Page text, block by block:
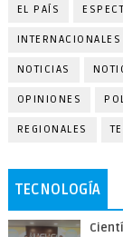
EL PAÍS
INTERNACIONALES
NOTICIAS
OPINIONES
REGIONALES
TECNOLOGÍA